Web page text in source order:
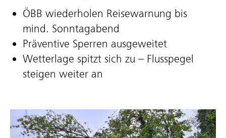
ÖBB wiederholen Reisewarnung bis
mind. Sonntagabend
Präventive Sperren ausgeweitet
Wetterlage spitzt sich zu – Flusspegel
steigen weiter an